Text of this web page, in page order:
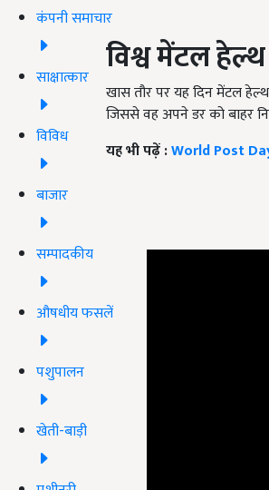
कंपनी समाचार
साक्षात्कार
विविध
बाजार
सम्पादकीय
औषधीय फसलें
पशुपालन
खेती-बाड़ी
विश्व मेंटल
खास तौर पर यह दिन मेंटल
जिससे वह अपने डर को बाहर
यह भी पढ़ें :World Post